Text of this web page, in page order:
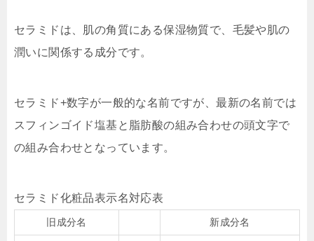
セラミドは、肌の角質にある保湿物質で、毛髪や肌の
潤いに関係する成分です。
セラミド+数字が一般的な名前ですが、最新の名前では
スフィンゴイド塩基と脂肪酸の組み合わせの頭文字で
の組み合わせとなっています。
セラミド化粧品表示名対応表
旧成分名 新成分名